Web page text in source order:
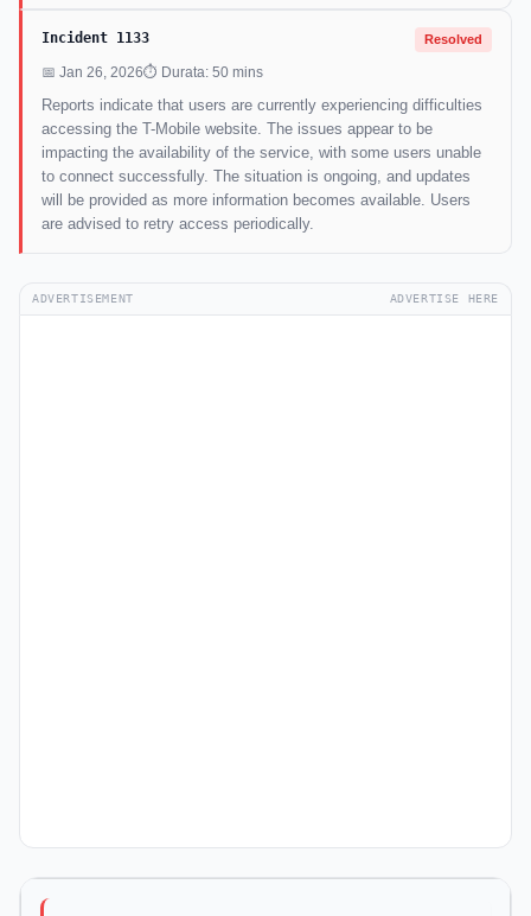
Incident 1133 Resolved
📅 Jan 26, 2026⏱ Durata: 50 mins
Reports indicate that users are currently experiencing difficulties
accessing the T-Mobile website. The issues appear to be
impacting the availability of the service, with some users unable
to connect successfully. The situation is ongoing, and updates
will be provided as more information becomes available. Users
are advised to retry access periodically.
ADVERTISEMENT ADVERTISE HERE